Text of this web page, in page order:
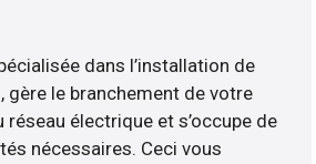
dans l’installation de
gère le branchement de votre
réseau électrique et s’occupe de
nécessaires. Ceci vous